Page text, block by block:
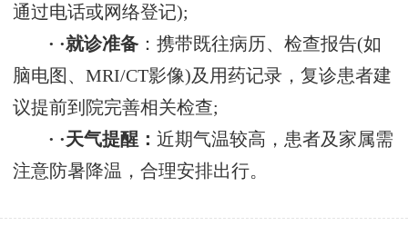
通过电话或网络登记);
· ·‌就诊准备‌ ：携带既往病历、检查报告(如
脑电图、MRI/CT影像)及用药记录，复诊患者建
议提前到院完善相关检查;
· ·‌天气提醒‌：近期气温较高，患者及家属需
注意防暑降温，合理安排出行。